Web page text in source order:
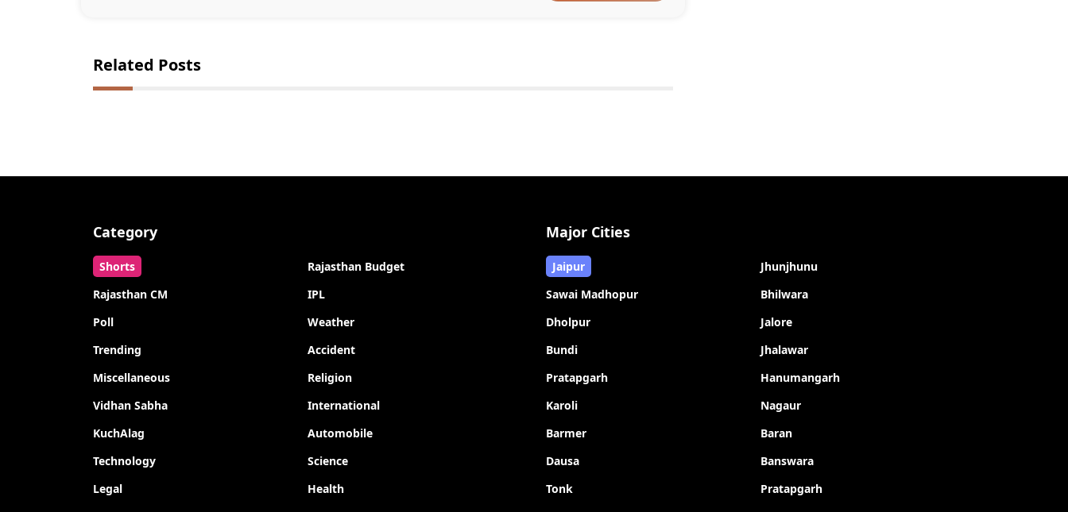
Related Posts
Category
Shorts
Rajasthan Budget
Rajasthan CM
IPL
Poll
Weather
Trending
Accident
Miscellaneous
Religion
Vidhan Sabha
International
KuchAlag
Automobile
Technology
Science
Legal
Health
Major Cities
Jaipur
Jhunjhunu
Sawai Madhopur
Bhilwara
Dholpur
Jalore
Bundi
Jhalawar
Pratapgarh
Hanumangarh
Karoli
Nagaur
Barmer
Baran
Dausa
Banswara
Tonk
Pratapgarh